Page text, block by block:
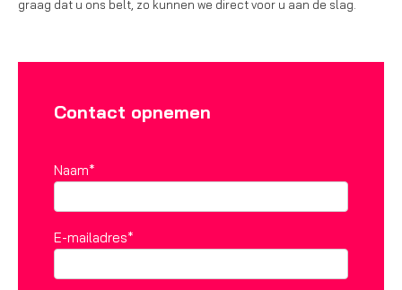
graag dat u ons belt, zo kunnen we direct voor u aan de slag.
Contact opnemen
Naam*
E-mailadres*